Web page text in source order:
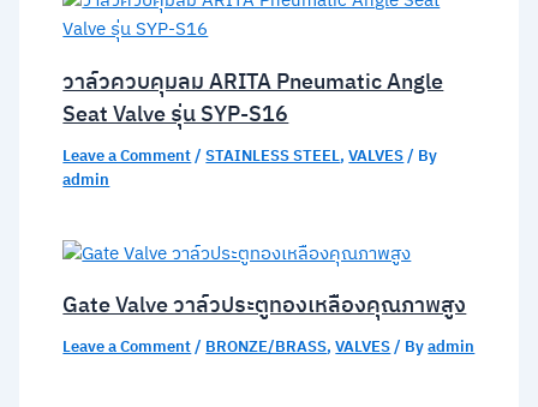
วาล์วควบคุมลม ARITA Pneumatic Angle
Seat Valve รุ่น SYP-S16
Leave a Comment/STAINLESS STEEL,VALVES/ By
admin
Gate Valve วาล์วประตูทองเหลืองคุณภาพสูง
Leave a Comment/BRONZE/BRASS,VALVES/ Byadmin